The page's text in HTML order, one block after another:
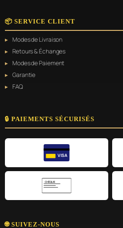
📦 SERVICE CLIENT
Modes de Livraison
Retours & Échanges
Modes de Paiement
Garantie
FAQ
🔒 PAIEMENTS SÉCURISÉS
VISA
CHÈQUE
🌐 SUIVEZ-NOUS